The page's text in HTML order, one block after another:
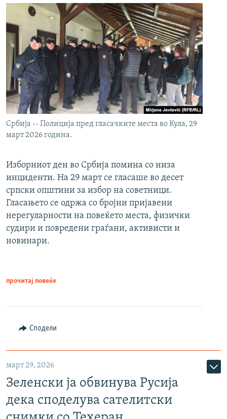
Србија -- Полиција пред гласачките места во Кула, 29
март 2026 година.
Изборниот ден во Србија помина со низа
инциденти. На 29 март се гласаше во десет
српски општини за избор на советници.
Гласањето се одржа со бројни пријавени
нерегуларности на повеќето места, физички
судири и повредени граѓани, активисти и
новинари.
прочитај повеќе
Сподели
март 29, 2026
Зеленски ја обвинува Русија
дека споделува сателитски